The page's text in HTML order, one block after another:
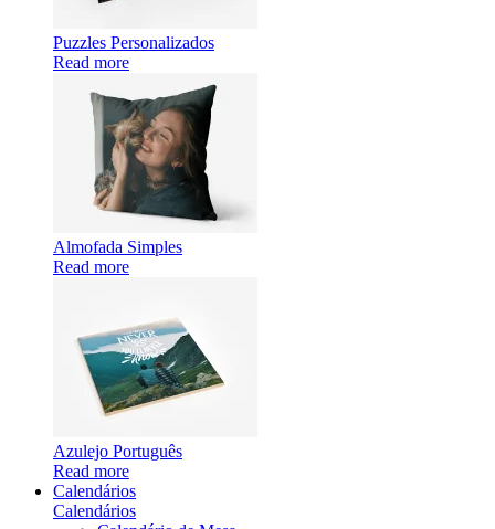
Puzzles Personalizados
Read more
Almofada Simples
Read more
Azulejo Português
Read more
Calendários
Calendários